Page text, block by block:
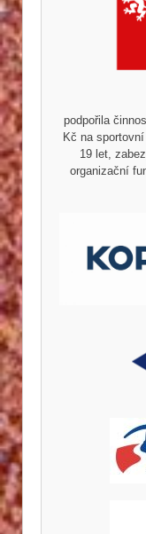
podpořila
Kč na
19 let,
organizační